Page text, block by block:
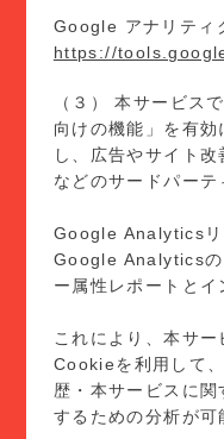
Google アナリティ
https://
（３） 本サービス
向けの機能」を有
し、広告やサイト
などのサードパー
Google Analyticsリ
Google Analyticsの
ー属性レポートと
これにより、本サ
Cookieを利用して
歴・本サービスに
するための分析が可